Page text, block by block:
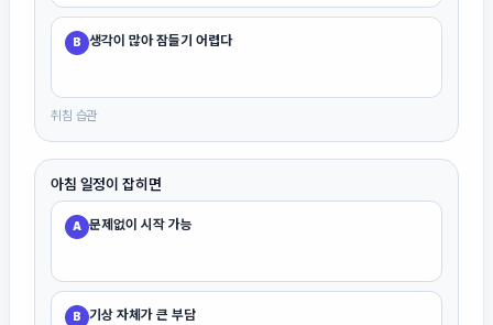
B 생각이 많아 잠들기 어렵다
취침 습관
아침 일정이 잡히면
A 문제없이 시작 가능
B 기상 자체가 큰 부담